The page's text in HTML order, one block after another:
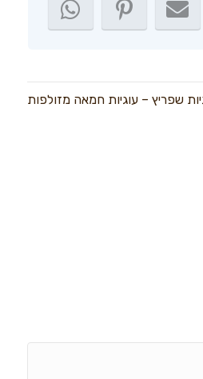
שפריץ – עוגיות חמאה מזולפות